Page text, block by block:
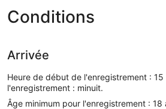
Conditions
Arrivée
Heure de début de l'enregistrement :
l'enregistrement : minuit.
Âge minimum pour l'enregistrement : 18